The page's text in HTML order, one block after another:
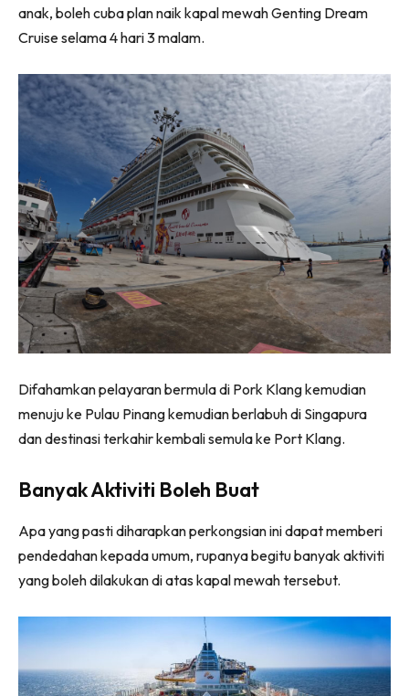
anak, boleh cuba plan naik kapal mewah Genting Dream
Cruise selama 4 hari 3 malam.
Difahamkan pelayaran bermula di Pork Klang kemudian
menuju ke Pulau Pinang kemudian berlabuh di Singapura
dan destinasi terkahir kembali semula ke Port Klang.
Banyak Aktiviti Boleh Buat
Apa yang pasti diharapkan perkongsian ini dapat memberi
pendedahan kepada umum, rupanya begitu banyak aktiviti
yang boleh dilakukan di atas kapal mewah tersebut.